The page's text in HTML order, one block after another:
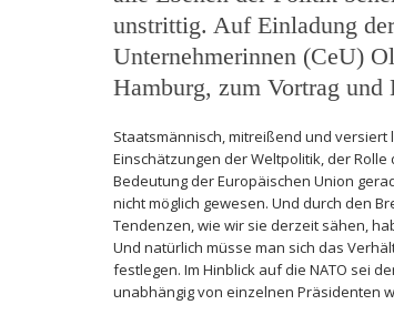
unstrittig. Auf Einladung
Unternehmerinnen (CeU)
Hamburg, zum Vortrag
Staatsmännisch, mitreißend und
Einschätzungen der Weltpolitik, der
Bedeutung der Europäischen Union
nicht möglich gewesen. Und durch den
Tendenzen, wie wir sie derzeit sähen,
Und natürlich müsse man sich das
festlegen. Im Hinblick auf die NATO sei
unabhängig von einzelnen Präsidenten